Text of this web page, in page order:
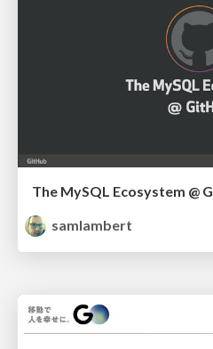
The MySQL Ecosystem @
samlambert